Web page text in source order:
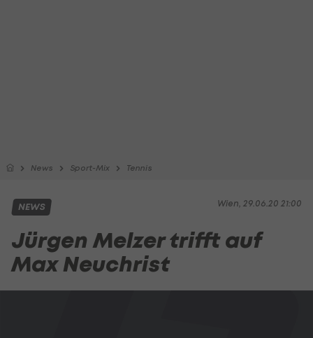
News Sport-Mix Tennis
Wien, 29.06.20 21:00
NEWS
Jürgen Melzer trifft auf
Max Neuchrist